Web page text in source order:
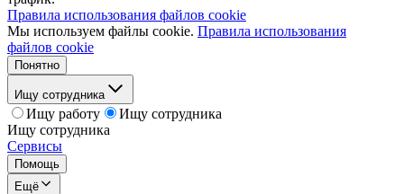
Правила использования файлов cookie
Мы используем файлы cookie. Правила использования
файлов cookie
Понятно
Ищу сотрудника
Ищу работу
Ищу сотрудника
Ищу сотрудника
Сервисы
Помощь
Ещё